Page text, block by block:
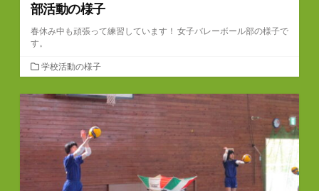
部活動の様子
春休み中も頑張って練習しています！ 女子バレーボール部の様子で
す。
カ
テ
ゴ
リ
ー
学校活動の様子